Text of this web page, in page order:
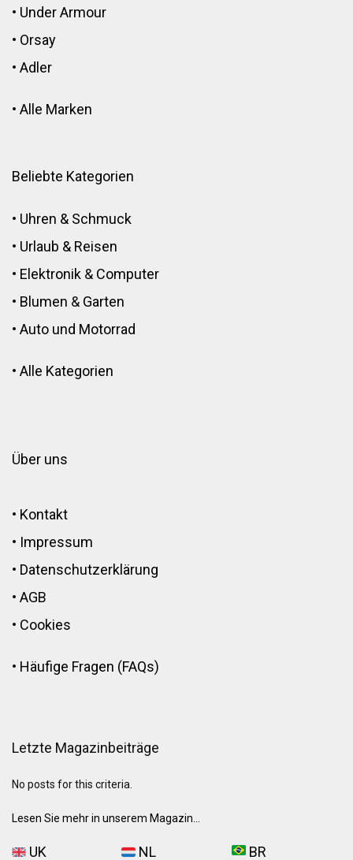
• Under Armour
• Orsay
• Adler
• Alle Marken
Beliebte Kategorien
• Uhren & Schmuck
• Urlaub & Reisen
• Elektronik & Computer
• Blumen & Garten
• Auto und Motorrad
• Alle Kategorien
Über uns
• Kontakt
• Impressum
• Datenschutzerklärung
• AGB
• Cookies
• Häufige Fragen (FAQs)
Letzte Magazinbeiträge
No posts for this criteria.
Lesen Sie mehr in unserem Magazin...
UK NL BR